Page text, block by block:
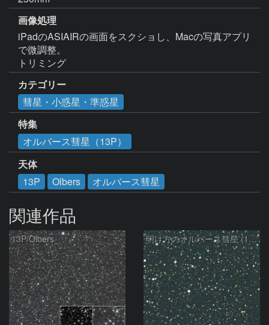
画像処理
iPadのASIAIRの画面をスクショし、Macの写真アプリ
で微調整。
トリミング
カテゴリー
彗星・小惑星・準惑星
特集
オルバース彗星（13P）
天体
13P
Olbers オルバース彗星
関連作品
13P/Olbers 明け方のオルバース彗星 (13P)：2025/03/20